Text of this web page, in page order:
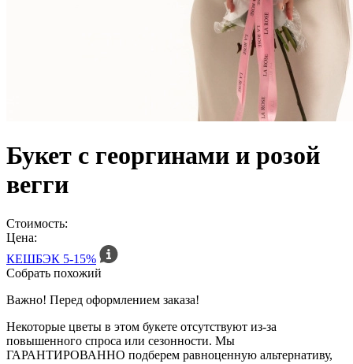
Букет с георгинами и розой
вегги
Стоимость:
Цена:
КЕШБЭК 5-15%
Собрать похожий
Важно! Перед оформлением заказа!
Некоторые цветы в этом букете отсутствуют из-за
повышенного спроса или сезонности. Мы
ГАРАНТИРОВАННО подберем равноценную альтернативу,